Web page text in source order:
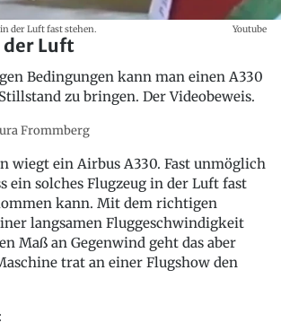
der Luft fast stehen. Youtube
Luft
Bedingungen kann man einen A330
zu bringen. Der Videobeweis.
Frommberg
wiegt ein Airbus A330. Fast unmöglich
ein solches Flugzeug in der Luft fast
kann. Mit dem richtigen
langsamen Fluggeschwindigkeit
Maß an Gegenwind geht das aber
trat an einer Flugshow den